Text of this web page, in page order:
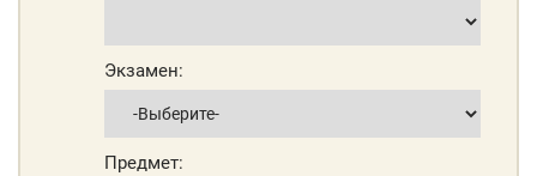
Экзамен:
Предмет: